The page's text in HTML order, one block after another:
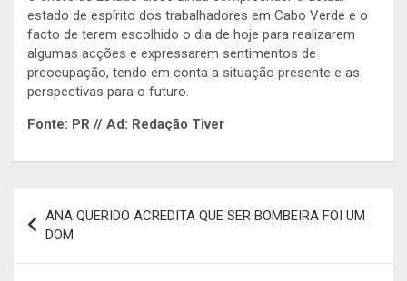
estado de espírito dos trabalhadores em Cabo Verde e o
facto de terem escolhido o dia de hoje para realizarem
algumas acções e expressarem sentimentos de
preocupação, tendo em conta a situação presente e as
perspectivas para o futuro.
Fonte: PR // Ad: Redação Tiver
de
artigos
ANA QUERIDO ACREDITA QUE SER BOMBEIRA FOI UM
DOM